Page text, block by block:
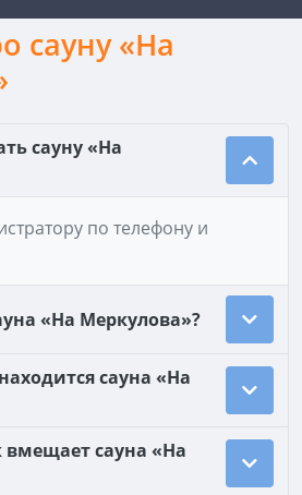
сауну «На
сауну «На
по телефону и
«На Меркулова»?
сауна «На
вмещает сауна «На